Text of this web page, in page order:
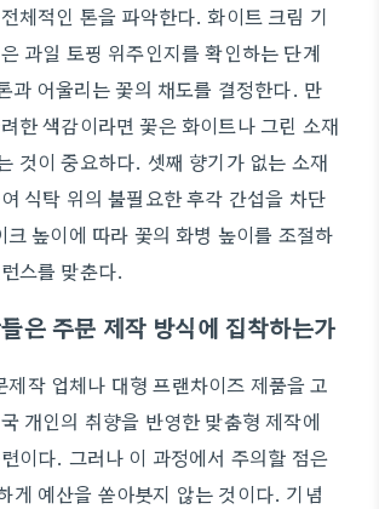
체적인 톤을 파악한다. 화이트 크림 기
과일 토핑 위주인지를 확인하는 단계
과 어울리는 꽃의 채도를 결정한다. 만
한 색감이라면 꽃은 화이트나 그린 소재
것이 중요하다. 셋째 향기가 없는 소재
식탁 위의 불필요한 후각 간섭을 차단
높이에 따라 꽃의 화병 높이를 조절하
스를 맞춘다.
은 주문 제작 방식에 집착하는가
제작 업체나 대형 프랜차이즈 제품을 고
개인의 취향을 반영한 맞춤형 제작에
이다. 그러나 이 과정에서 주의할 점은
게 예산을 쏟아붓지 않는 것이다. 기념